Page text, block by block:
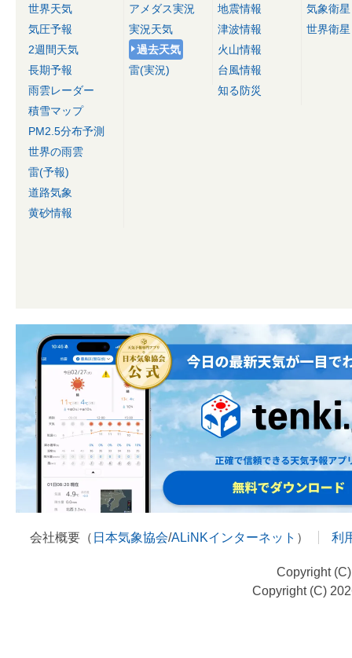
世界天気
気圧予報
2週間天気
長期予報
雨雲レーダー
積雪マップ
PM2.5分布予測
世界の雨雲
雷(予報)
道路気象
黄砂情報
アメダス実況
実況天気
過去天気
雷(実況)
地震情報
津波情報
火山情報
台風情報
知る防災
気象衛星
世界衛星
会社概要（ 日本気象協会/ALiNKインターネット ） 利
Copyright
Copyright (C)